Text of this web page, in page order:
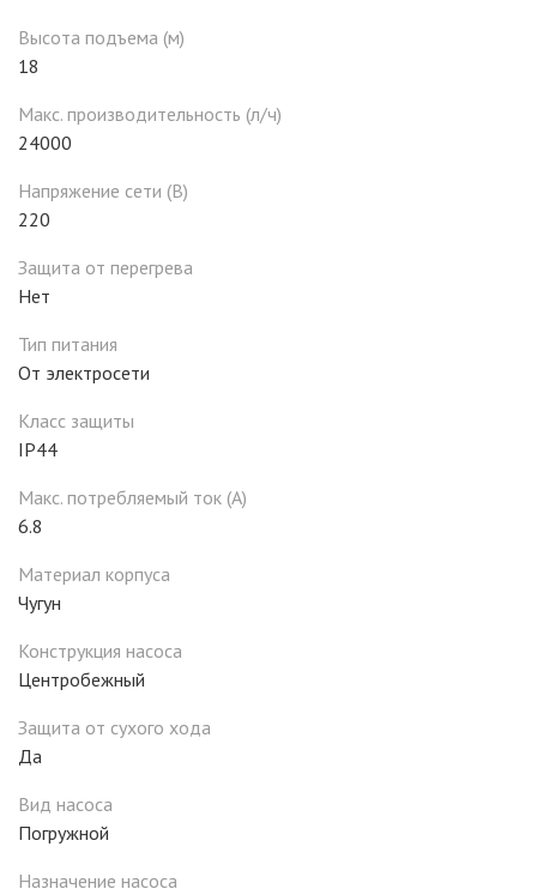
Высота подъема (м)
18
Макс. производительность (л/ч)
24000
Напряжение сети (В)
220
Защита от перегрева
Нет
Тип питания
От электросети
Класс защиты
IP44
Макс. потребляемый ток (А)
6.8
Материал корпуса
Чугун
Конструкция насоса
Центробежный
Защита от сухого хода
Да
Вид насоса
Погружной
Назначение насоса